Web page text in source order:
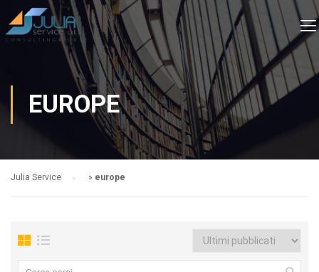
EUROPE
Julia Service » europe